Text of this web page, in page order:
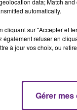
les
est supporté à 30
via le Plan
Région.
/ Forfait de 1,50
12h + 0,50 € / kWh
22 kVA
automatically.
cliquant sur "Accepter et
également refuser en
à jour vos choix, ou
Gérer